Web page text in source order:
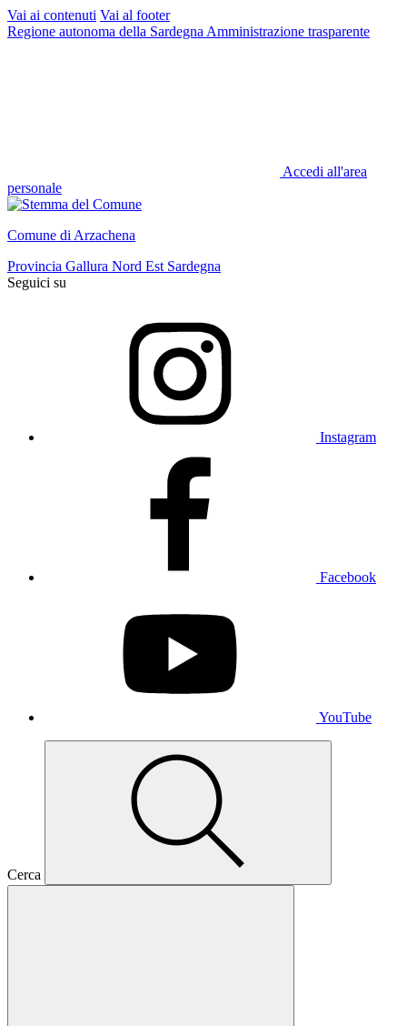
Vai ai contenuti Vai al footer
Regione autonoma della Sardegna Amministrazione trasparente
Accedi all'area
personale
Comune di Arzachena
Provincia Gallura Nord Est Sardegna
Seguici su
Instagram
Facebook
YouTube
Cerca